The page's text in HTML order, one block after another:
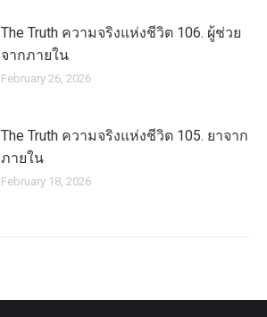
The Truth ความจริงแห่งชีวิต 106. ผู้ช่วย
จากภายใน
February 26, 2026
The Truth ความจริงแห่งชีวิต 105. ยาจาก
ภายใน
February 18, 2026